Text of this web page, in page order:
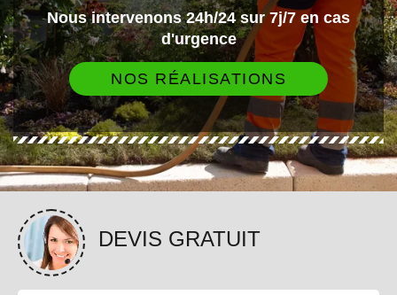
Nous intervenons 24h/24 sur 7j/7 en cas
d'urgence
NOS RÉALISATIONS
DEVIS GRATUIT